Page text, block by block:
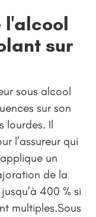
l'alcool
sur
sous alcool
sur son
lourdes. Il
l’assureur qui
un
de la
400 % si
multiples.Sous